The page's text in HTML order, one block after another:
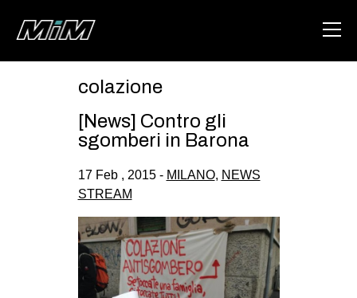
ABOUT
AREA
DEGENERAZIONE
GAZA FREESTYLE
CSOA LAMBRETTA
MSM
colazione
[News] Contro gli
sgomberi in Barona
17 Feb , 2015 - MILANO, NEWS
STREAM